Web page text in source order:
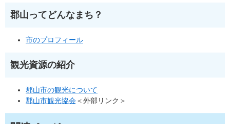
郡山ってどんなまち？
市のプロフィール
観光資源の紹介
郡山市の観光について
郡山市観光協会＜外部リンク＞